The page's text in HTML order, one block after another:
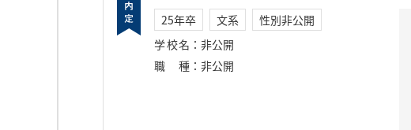
25年卒 文系
性別非公開
学校名 ： 非公開
職種 ： 非公開